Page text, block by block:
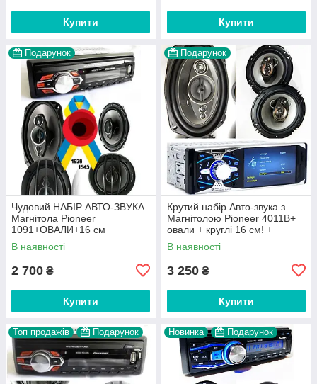
Купити Купити
Подарунок
Чудовий НАБІР АВТО-ЗВУКА
Магнітола Pioneer
1091+ОВАЛИ+16 см
Колонки+ ПОДАРУНОК!
В наявності
2 700 ₴
Купити
Подарунок
Крутий набір Авто-звука з
Магнітолою Pioneer 4011B+
овали + круглі 16 см! +
ПОДАРУНКИ!
В наявності
3 250 ₴
Купити
Топ продажів Подарунок Новинка Подарунок